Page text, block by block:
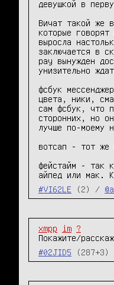
девушкой в
Вичат такой же
которые
выросла
заключается в
pay вынужден
унизительно
фсбук
цвета, ники,
сам фсбук, что
сторонних, но
лучше по-моему
вотсап - тот же
фейстайм - так
айпед или мак.
#VI62LE
(2) /
xmpp im ?
Покажите/
#02JID5